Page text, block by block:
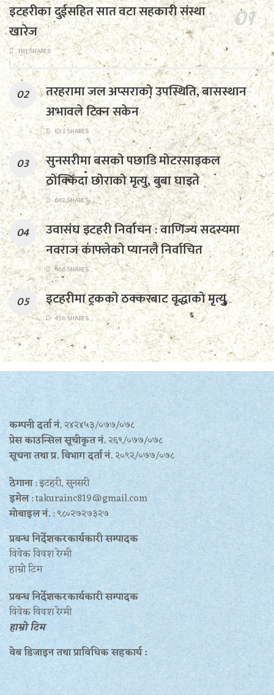
इटहरीका दुईसहित सात वटा सहकारी संस्था
खारेज
1111 SHARES
तरहरामा जल अप्सराको उपस्थिति, बासस्थान
अभावले टिक्न सकेन
633 SHARES
सुनसरीमा बसको पछाडि मोटरसाइकल
ठोक्किँदा छोराको मृत्यु, बुबा घाइते
602 SHARES
उवासंघ इटहरी निर्वाचन : वाणिज्य सदस्यमा
नवराज काफ्लेको प्यानलै निर्वाचित
466 SHARES
इटहरीमा ट्रकको ठक्करबाट वृद्धाको मृत्यु
456 SHARES
कम्पनी दर्ता नं.२४२४५३/०७७/०७८
प्रेस काउन्सिल सूचीकृत नं.२६९/०७७/०७८
सूचना तथा प्र‍. विभाग दर्ता नं.२०९२/०७७/०७८
ठेगाना: इटहरी, सुनसरी
इमेल: takurainc819@gmail.com
मोबाइल नं.: ९८०२७२७३२७
प्रबन्ध निर्देशकरकार्यकारी सम्पादक
विवेक विवश रेग्मी
हाम्रो टिम
प्रबन्ध निर्देशकरकार्यकारी सम्पादक
विवेक विवश रेग्मी
हाम्रो टिम
वेब डिजाइन तथा प्राविधिक सहकार्य :